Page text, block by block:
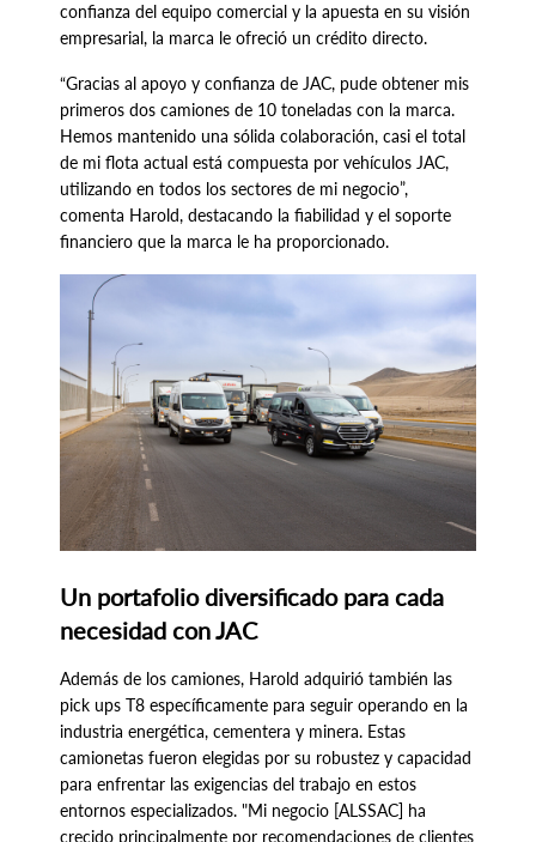
confianza del equipo comercial y la apuesta en su visión
empresarial, la marca le ofreció un crédito directo.
“Gracias al apoyo y confianza de JAC, pude obtener mis
primeros dos camiones de 10 toneladas con la marca.
Hemos mantenido una sólida colaboración, casi el total
de mi flota actual está compuesta por vehículos JAC,
utilizando en todos los sectores de mi negocio”,
comenta Harold, destacando la fiabilidad y el soporte
financiero que la marca le ha proporcionado.
Un portafolio diversificado para cada
necesidad con JAC
Además de los camiones, Harold adquirió también las
pick ups T8 específicamente para seguir operando en la
industria energética, cementera y minera. Estas
camionetas fueron elegidas por su robustez y capacidad
para enfrentar las exigencias del trabajo en estos
entornos especializados. "Mi negocio [ALSSAC] ha
crecido principalmente por recomendaciones de clientes